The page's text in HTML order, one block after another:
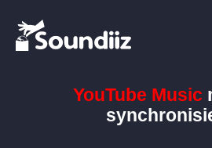
YouTube Music